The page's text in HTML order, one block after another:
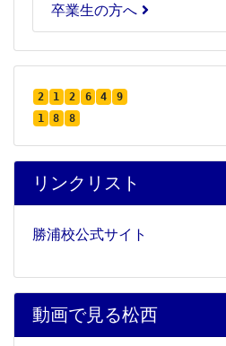
卒業生の方へ
2 1 2 6 4
9
1
8 8
リンクリスト
勝浦校公式サイト
動画で見る松西